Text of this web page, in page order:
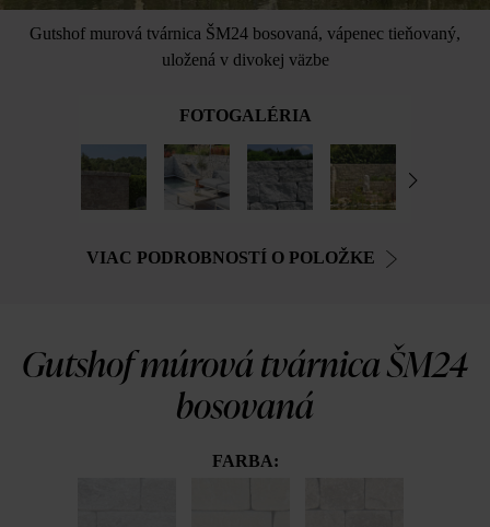
Gutshof murová tvárnica ŠM24 bosovaná, vápenec tieňovaný,
uložená v divokej väzbe
FOTOGALÉRIA
VIAC PODROBNOSTÍ O POLOŽKE
Gutshof múrová tvárnica ŠM24
bosovaná
FARBA: